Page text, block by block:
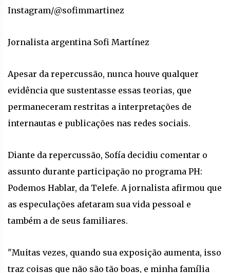
Instagram/@sofimmartinez
Jornalista argentina Sofi Martínez
Apesar da repercussão, nunca houve qualquer
evidência que sustentasse essas teorias, que
permaneceram restritas a interpretações de
internautas e publicações nas redes sociais.
Diante da repercussão, Sofía decidiu comentar o
assunto durante participação no programa PH:
Podemos Hablar, da Telefe. A jornalista afirmou que
as especulações afetaram sua vida pessoal e
também a de seus familiares.
"Muitas vezes, quando sua exposição aumenta, isso
traz coisas que não são tão boas, e minha família